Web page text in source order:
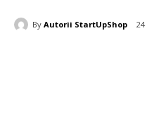
By Autorii StartUpShop